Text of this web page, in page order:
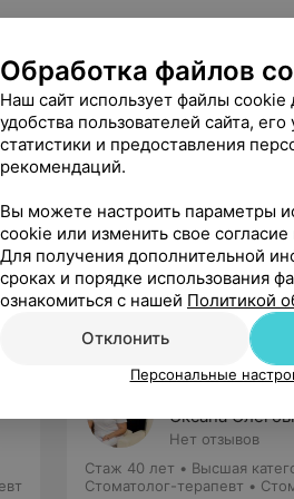
факультет
университета
в клинической ординатуре на
стоматологии
в форме
Оксана
Нет отзывов
Стаж 40 лет • Высшая
Стоматолог-терапевт •
Обработка файлов
Наш сайт использует файлы cookie
удобства пользователей сайта,
статистики и предоставления
рекомендаций.
Вы можете настроить параметры
cookie или изменить свое
Для получения дополнительной
сроках и порядке использования
ознакомиться с нашей Политикой
Отклонить
Персональные